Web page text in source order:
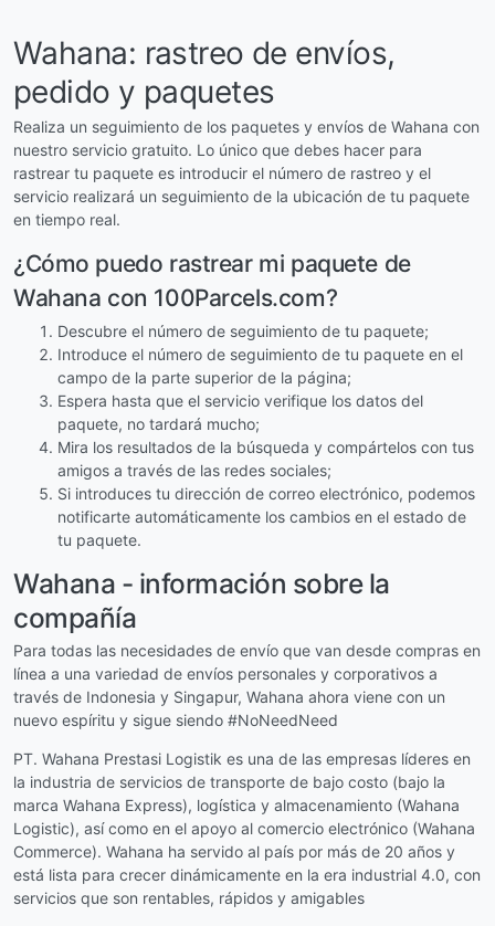
Wahana: rastreo de envíos,
pedido y paquetes
Realiza un seguimiento de los paquetes y envíos de Wahana con
nuestro servicio gratuito. Lo único que debes hacer para
rastrear tu paquete es introducir el número de rastreo y el
servicio realizará un seguimiento de la ubicación de tu paquete
en tiempo real.
¿Cómo puedo rastrear mi paquete de
Wahana con 100Parcels.com?
Descubre el número de seguimiento de tu paquete;
Introduce el número de seguimiento de tu paquete en el
campo de la parte superior de la página;
Espera hasta que el servicio verifique los datos del
paquete, no tardará mucho;
Mira los resultados de la búsqueda y compártelos con tus
amigos a través de las redes sociales;
Si introduces tu dirección de correo electrónico, podemos
notificarte automáticamente los cambios en el estado de
tu paquete.
Wahana - información sobre la
compañía
Para todas las necesidades de envío que van desde compras en
línea a una variedad de envíos personales y corporativos a
través de Indonesia y Singapur, Wahana ahora viene con un
nuevo espíritu y sigue siendo #NoNeedNeed
PT. Wahana Prestasi Logistik es una de las empresas líderes en
la industria de servicios de transporte de bajo costo (bajo la
marca Wahana Express), logística y almacenamiento (Wahana
Logistic), así como en el apoyo al comercio electrónico (Wahana
Commerce). Wahana ha servido al país por más de 20 años y
está lista para crecer dinámicamente en la era industrial 4.0, con
servicios que son rentables, rápidos y amigables